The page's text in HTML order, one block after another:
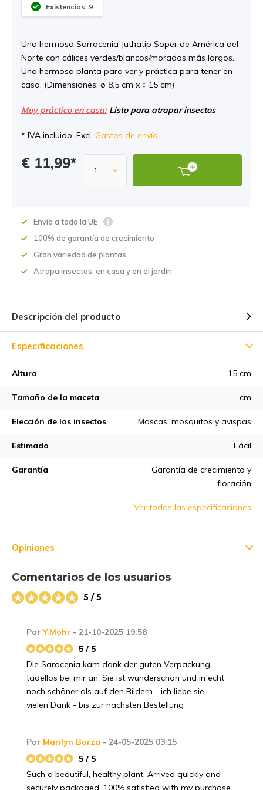
Existencias: 9
Una hermosa Sarracenia Juthatip Soper de América del
Norte con cálices verdes/blancos/morados más largos.
Una hermosa planta para ver y práctica para tener en
casa. (Dimensiones: ø 8,5 cm x ↕ 15 cm)
Muy práctico en casa:Listo para atrapar insectos
* IVA incluido, Excl. Gastos de envío
€ 11,99*
Envío a toda la UE
100% de garantía de crecimiento
Gran variedad de plantas
Atrapa insectos: en casa y en el jardín
Descripción del producto
Especificaciones
Altura 15 cm
Tamaño de la maceta cm
Elección de los insectos Moscas, mosquitos y avispas
Estimado Fácil
Garantía
Garantía de crecimiento y
floración
Ver todas las especificaciones
Opiniones
Comentarios de los usuarios
5 / 5
PorY.Mohr - 21-10-2025 19:58
5 / 5
Die Saracenia kam dank der guten Verpackung
tadellos bei mir an. Sie ist wunderschön und in echt
noch schöner als auf den Bildern - ich liebe sie -
vielen Dank - bis zur nächsten Bestellung
Por Marilyn Borza - 24-05-2025 03:15
5 / 5
Such a beautiful, healthy plant. Arrived quickly and
securely packaged. 100% satisfied with my purchase